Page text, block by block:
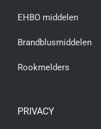
EHBO middelen
Brandblusmiddelen
Rookmelders
PRIVACY